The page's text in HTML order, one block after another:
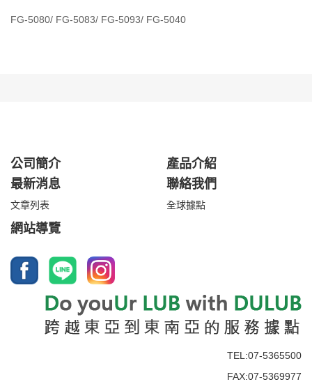
FG-5080/ FG-5083/ FG-5093/ FG-5040
公司簡介
產品介紹
最新消息
文章列表
聯絡我們
全球據點
網站導覽
TEL:07-5365500
FAX:07-5369977